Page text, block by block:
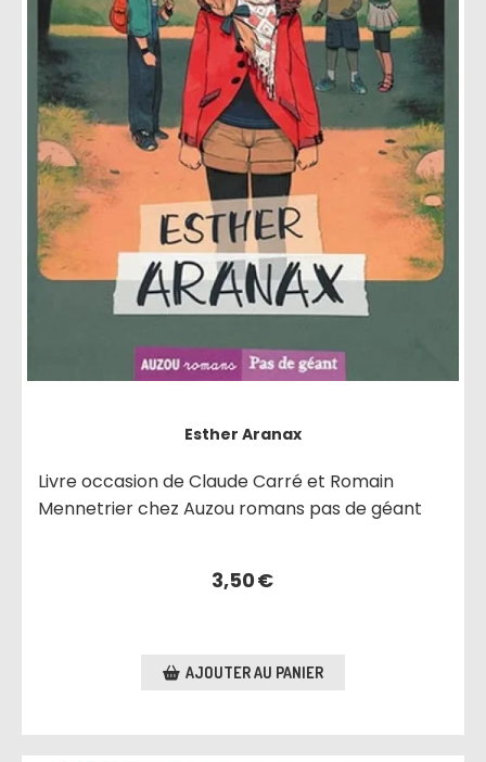
Esther Aranax
Livre occasion de Claude Carré et Romain
Mennetrier chez Auzou romans pas de géant
3,50€
AJOUTER AU PANIER